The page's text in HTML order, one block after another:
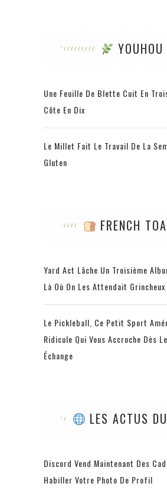
YOUHOU
Une Feuille De Blette Cuit En
Côte En Dix
Le Millet Fait Le Travail De La
Gluten
FRENCH
Yard Act Lâche Un Troisième
Là Où On Les Attendait Grincheux
Le Pickleball, Ce Petit Sport
Ridicule Qui Vous Accroche Dès
Échange
LES ACTUS
Discord Vend Maintenant Des
Habiller Votre Photo De Profil